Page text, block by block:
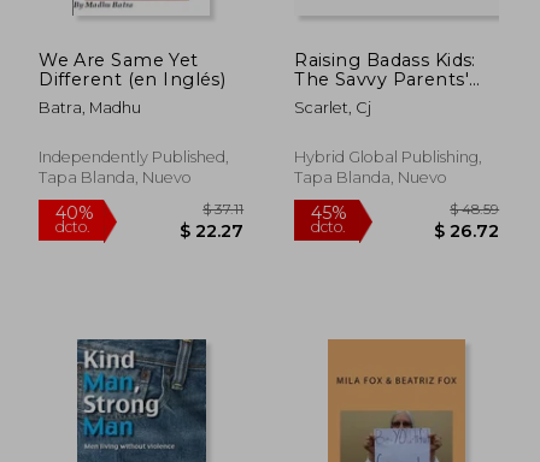
40%
dcto. $ 26.32
40%
dcto. $
We Are Same Yet
Different (en Inglés)
Batra, Madhu
Independently Published,
Tapa Blanda, Nuevo
Raising Badass Kids:
The Savvy Parents'
Guide to Predator-
Proofing Tweens &
Scarlet, Cj
Hybrid Global Publishing,
Tapa Blanda, Nuevo